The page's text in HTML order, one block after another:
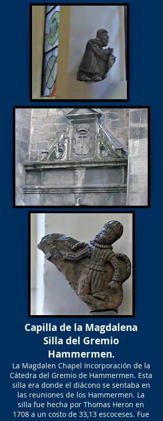
Capilla de la Magdalena
Silla del Gremio
Hammermen.
La Magdalen Chapel Incorporación de la
Cátedra del Gremio de Hammermen. Esta
silla era donde el diácono se sentaba en
las reuniones de los Hammermen. La
silla fue hecha por Thomas Heron en
1708 a un costo de 33,13 escoceses. Fue